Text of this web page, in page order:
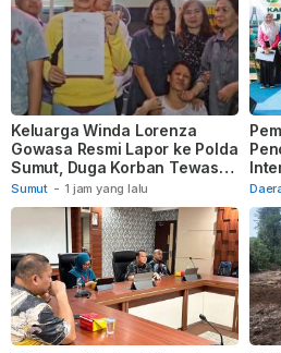
Sumut - 1 jam yang lalu
Keluarga Winda Lorenza
Gowasa Resmi Lapor ke Polda
Sumut, Duga Korban Tewas
Akibat Pembunuhan